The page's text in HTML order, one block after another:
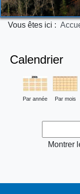
Vous êtes ici :
Calendrier
Par année Par mois
Montrer